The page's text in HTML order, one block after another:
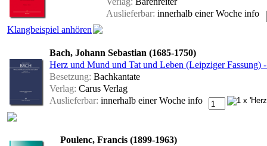
Klangbeispiel anhören
Auslieferbar: innerhalb einer Woche info
Bach, Johann Sebastian (1685-1750)
Herz und Mund und Tat und Leben (Leipziger
Besetzung: Bachkantate
Verlag: Carus Verlag
Auslieferbar: innerhalb einer Woche info
Poulenc, Francis (1899-1963)